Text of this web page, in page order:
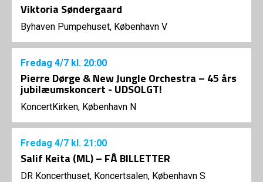
Viktoria Søndergaard
Byhaven Pumpehuset, København V
Fredag 4/7 kl. 20:00
Pierre Dørge & New Jungle Orchestra – 45 års
jubilæumskoncert - UDSOLGT!
KoncertKirken, København N
Fredag 4/7 kl. 21:00
Salif Keita (ML) – FÅ BILLETTER
DR Koncerthuset, Koncertsalen, København S